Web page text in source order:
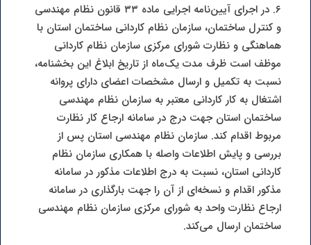
۶. در اجرای آیین‌نامه اجرایی ماده ۳۳ قانون نظام مهندسی
و کنترل ساختمان، سازمان نظام کاردانی ساختمان استان با
هماهنگی و نظارت شورای مرکزی سازمان نظام کاردانی
موظف است ظرف مدت یک‌ماه از تاریخ ابلاغ این بخشنامه،
نسبت به تکمیل و ارسال مشخصات اعضای دارای پروانه
اشتغال به کار کاردانی معتبر به سازمان نظام مهندسی
ساختمان استان جهت درج در سامانه ارجاع کار نظارت
مربوط اقدام کند. سازمان نظام مهندسی استان پس از
بررسی و پایش اطلاعات واصله با همکاری سازمان نظام
کاردانی استان، نسبت به درج اطلاعات مذکور در سامانه
مذکور اقدام و نسخه‌ای از آن را جهت بارگذاری در سامانه
ارجاع نظارت واحد به شورای مرکزی سازمان نظام مهندسی
ساختمان ارسال می‌کند.